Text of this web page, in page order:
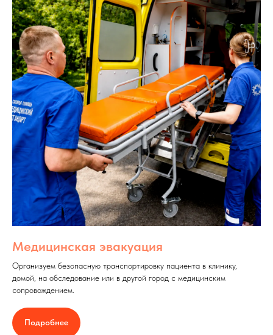
Медицинская эвакуация
Организуем безопасную транспортировку пациента в клинику,
домой, на обследование или в другой город с медицинским
сопровождением.
Подробнее